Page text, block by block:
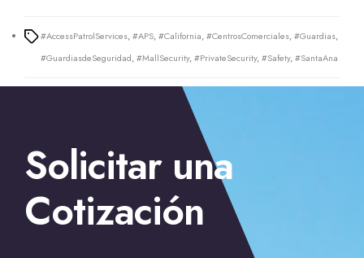
Tags
#AccessPatrolServices,#APS,#California,#CentrosComerciales,#Guardias,
#GuardiasdeSeguridad,#MallSecurity,#PrivateSecurity,#Safety,#SantaAna
Solicitar una
Cotización